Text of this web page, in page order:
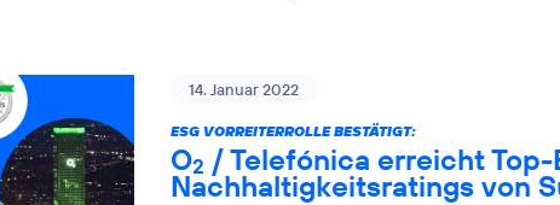
14. Januar 2022
ESG VORREITERROLLE BESTÄTIGT:
O2 / Telefónica erreicht
Nachhaltigkeitsratings von